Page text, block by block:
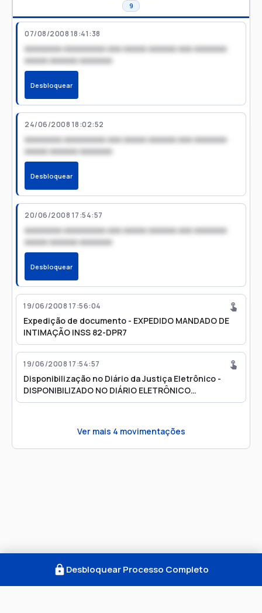
9
07/08/2008 18:41:38
xxxxxxxx xxxxxxxxx xxx xxxxx xxxxxx xxx xxxxxxx
xxxxx xxxxxx xxxxxxx
Desbloquear
24/06/2008 18:02:52
xxxxxxxx xxxxxxxxx xxx xxxxx xxxxxx xxx xxxxxxx
xxxxx xxxxxx xxxxxxx
Desbloquear
20/06/2008 17:54:57
xxxxxxxx xxxxxxxxx xxx xxxxx xxxxxx xxx xxxxxxx
xxxxx xxxxxx xxxxxxx
Desbloquear
19/06/2008 17:56:04
Expedição de documento - EXPEDIDO MANDADO DE
INTIMAÇÃO INSS 82-DPR7
19/06/2008 17:54:57
Disponibilização no Diário da Justiça Eletrônico -
DISPONIBILIZADO NO DIÁRIO ELETRÔNICO
DECISÃO/DESPACHO EM 19/06/2008 - BLOCO 32
Ver mais 4 movimentações
Desbloquear Processo Completo